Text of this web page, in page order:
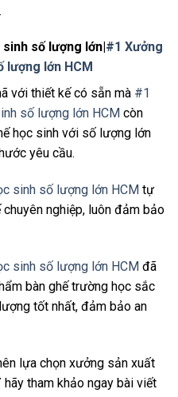
số lượng lớn| #1 Xưởng
lượng lớn HCM
với thiết kế có sẵn mà #1
số lượng lớn HCM còn
học sinh với số lượng lớn
yêu cầu.
sinh số lượng lớn HCM tự
nghiệp, luôn đảm bảo
sinh số lượng lớn HCM đã
bàn ghế trường học sắc
tốt nhất, đảm bảo an
lựa chọn xưởng sản xuất
hãy tham khảo ngay bài viết